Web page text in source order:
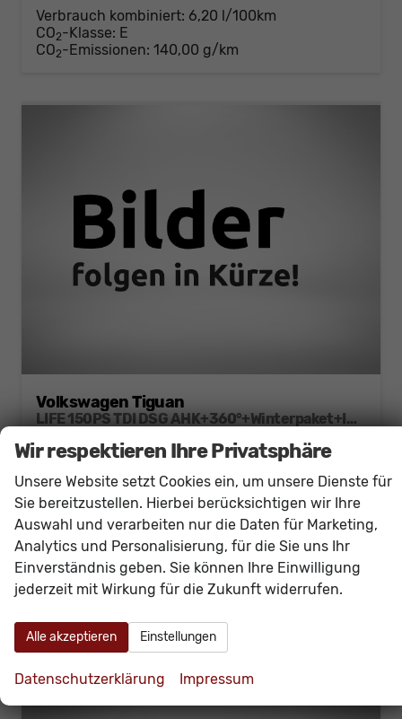
Verbrauch kombiniert: 6,20 l/100km
CO2-Klasse: E
CO2-Emissionen: 140,00 g/km
Volkswagen Tiguan
LIFE 150PS TDI DSG AHK+360°+Winterpaket+IQ.Drive+Alarm+ACC+App-Connect
60758
Doppelkupplungsgetriebe (DSG)
Diesel
110 kW (150 PS) 20 km
41.440,– €
incl. 19% MwSt.
Details
Verbrauch kombiniert:5,90 l/100km
CO2 -Emissionen:154,00 g/km
Wir respektieren Ihre Privatsphäre
Unsere Website setzt Cookies ein, um unsere Dienste für
Sie bereitzustellen. Hierbei berücksichtigen wir Ihre
Auswahl und verarbeiten nur die Daten für Marketing,
Analytics und Personalisierung, für die Sie uns Ihr
Einverständnis geben. Sie können Ihre Einwilligung
jederzeit mit Wirkung für die Zukunft widerrufen.
Alle akzeptieren Einstellungen
Datenschutzerklärung Impressum